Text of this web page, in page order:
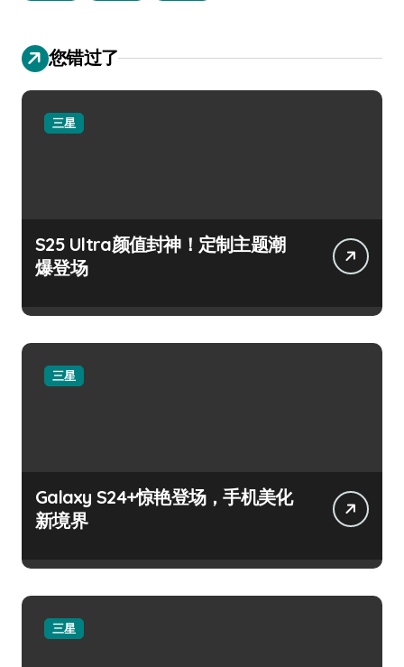
您错过了
三星
S25 Ultra颜值封神！定制主题潮
爆登场
三星
Galaxy S24+惊艳登场，手机美化
新境界
三星